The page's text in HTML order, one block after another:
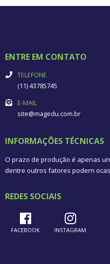
ENTRE EM CONTATO
TELEFONE
(11) 43785745
E-MAIL
site@magedu.com.br
INFORMAÇÕES TÉCNICAS
O prazo de produção é apenas
dentre outros fatores podem
REDES SOCIAIS
FACEBOOK INSTAGRAM